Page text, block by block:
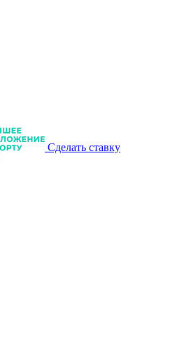
Сделать ставку